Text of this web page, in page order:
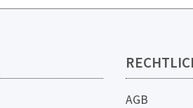
AGB